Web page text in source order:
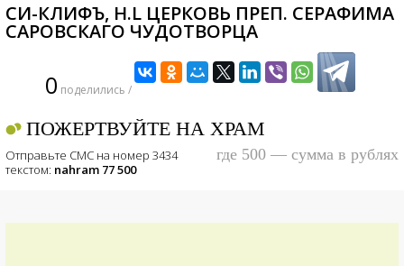
СИ-КЛИФЪ, H.L ЦЕРКОВЬ ПРЕП. СЕРАФИМА
САРОВСКАГО ЧУДОТВОРЦА
0 поделились /
ПОЖЕРТВУЙТЕ НА ХРАМ
Отправьте СМС на номер 3434
текстом: nahram 77 500
где 500 — сумма в рублях